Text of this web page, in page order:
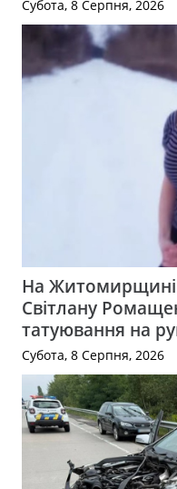
Субота, 8 Серпня, 2026
На Житомирщині
Світлану
татуювання на
Субота, 8 Серпня, 2026